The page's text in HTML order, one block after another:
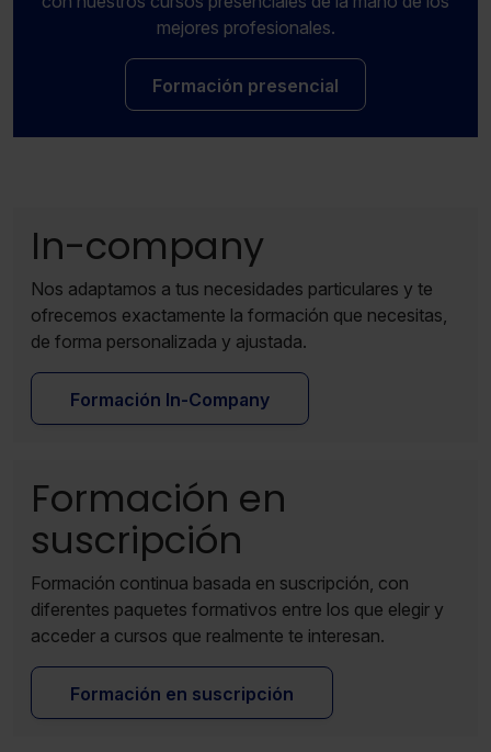
navegador. Si no seleccionas ninguna utilizaremos las
Saber más acerca de las cookies
mejores profesionales.
Formación presencial
In-company
Nos adaptamos a tus necesidades particulares y te
ofrecemos exactamente la formación que necesitas,
de forma personalizada y ajustada.
Formación In-Company
Formación en
suscripción
Formación continua basada en suscripción, con
diferentes paquetes formativos entre los que elegir y
acceder a cursos que realmente te interesan.
Formación en suscripción